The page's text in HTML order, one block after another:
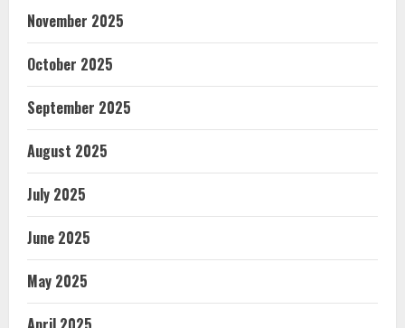
November 2025
October 2025
September 2025
August 2025
July 2025
June 2025
May 2025